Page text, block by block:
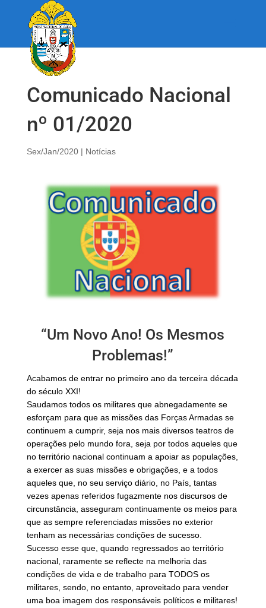
Comunicado Nacional
nº 01/2020
Sex/Jan/2020| Notícias
“Um Novo Ano! Os Mesmos
Problemas!”
Acabamos de entrar no primeiro ano da terceira década
do século XXI!
Saudamos todos os militares que abnegadamente se
esforçam para que as missões das Forças Armadas se
continuem a cumprir, seja nos mais diversos teatros de
operações pelo mundo fora, seja por todos aqueles que
no território nacional continuam a apoiar as populações,
a exercer as suas missões e obrigações, e a todos
aqueles que, no seu serviço diário, no País, tantas
vezes apenas referidos fugazmente nos discursos de
circunstância, asseguram continuamente os meios para
que as sempre referenciadas missões no exterior
tenham as necessárias condições de sucesso.
Sucesso esse que, quando regressados ao território
nacional, raramente se reflecte na melhoria das
condições de vida e de trabalho para TODOS os
militares, sendo, no entanto, aproveitado para vender
uma boa imagem dos responsáveis políticos e militares!